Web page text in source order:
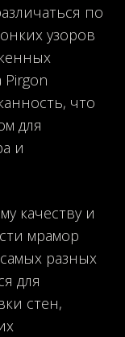
по
узоров
что
для
и
качеству и
мрамор
разных
для
стен,